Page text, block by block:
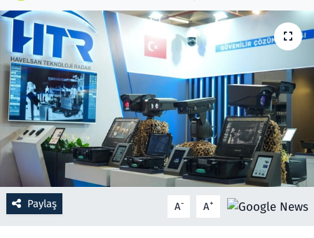
Paylaş A- A+
Ramazan
Resmi İlanlar
Rüya Tabirleri
Sağlık
Savunma Sanayi
Seçim 2023